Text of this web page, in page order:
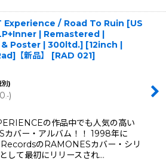
Experience / Road To Ruin [US
| Remastered |
Poster | 300ltd.] [12inch |
【新品】
[RAD 021]
別)
.-)
の作品中でも人気の高い
バー・アルバム！！ 1998年に
のRAMONESカバー・シリ
して最初にリリースされ…